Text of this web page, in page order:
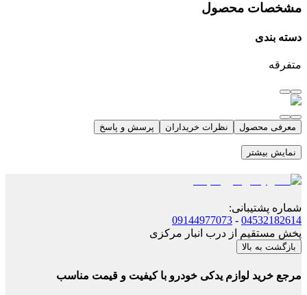
مشخصات محصول
دسته بندی
متفرقه
معرفی محصول نظرات خریداران پرسش و پاسخ
نمایش بیشتر
شماره پشتیبانی:
04532182614
-
09144977073
پخش مستقیم از درب انبار مرکزی
بازگشت به بالا
مرجع خرید لوازم یدکی خودرو با کیفیت و قیمت مناسب